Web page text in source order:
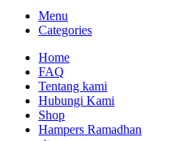
Menu
Categories
Home
FAQ
Tentang kami
Hubungi Kami
Shop
Hampers Ramadhan